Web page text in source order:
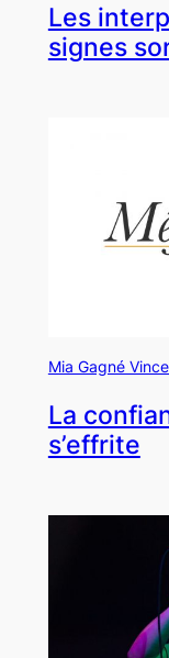
Les
signes
Mia Gagné
La
s’effrite